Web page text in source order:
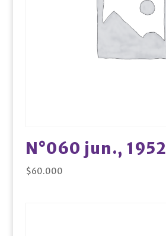
N°060 jun., 1952
$60.000